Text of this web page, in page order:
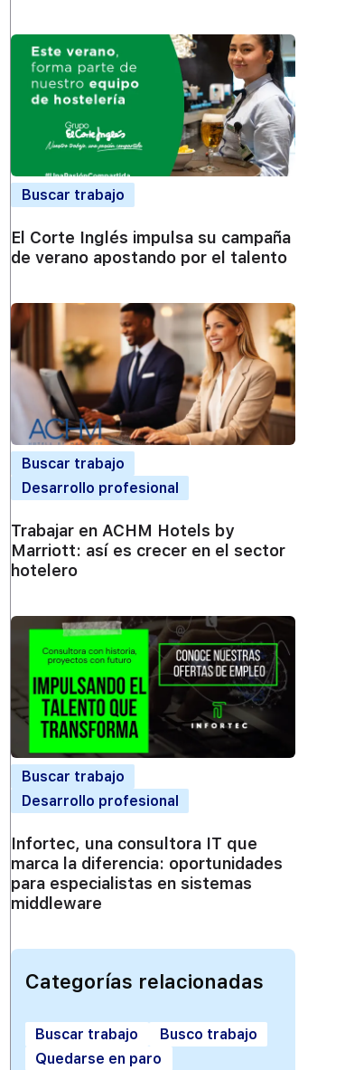
Buscar trabajo
El Corte Inglés impulsa su campaña
de verano apostando por el talento
Buscar trabajo
Desarrollo profesional
Trabajar en ACHM Hotels by
Marriott: así es crecer en el sector
hotelero
Buscar trabajo
Desarrollo profesional
Infortec, una consultora IT que
marca la diferencia: oportunidades
para especialistas en sistemas
middleware
Categorías relacionadas
Buscar trabajo
Busco trabajo
Quedarse en paro